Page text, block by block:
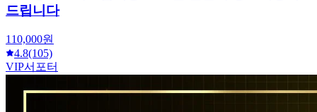
드립니다
110,000원
4.8(105)
VIP서포터